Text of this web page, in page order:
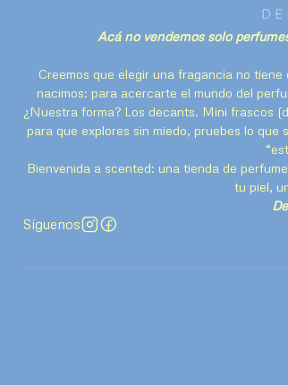
Acá no vendemos solo
Creemos que elegir una fragancia no
nacimos: para acercarte el mundo del
¿Nuestra forma? Los decants. Mini frascos
para que explores sin miedo, pruebes lo
Bienvenida a scented: una tienda de
tu piel,
Síguenos